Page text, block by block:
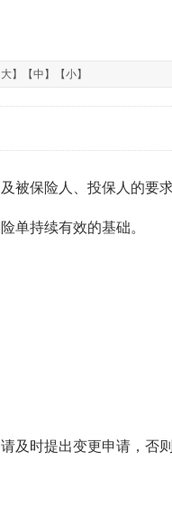
大】【中 】【小】
被保险人、投保人的要
单持续有效的基础。
及时提出变更申请，否